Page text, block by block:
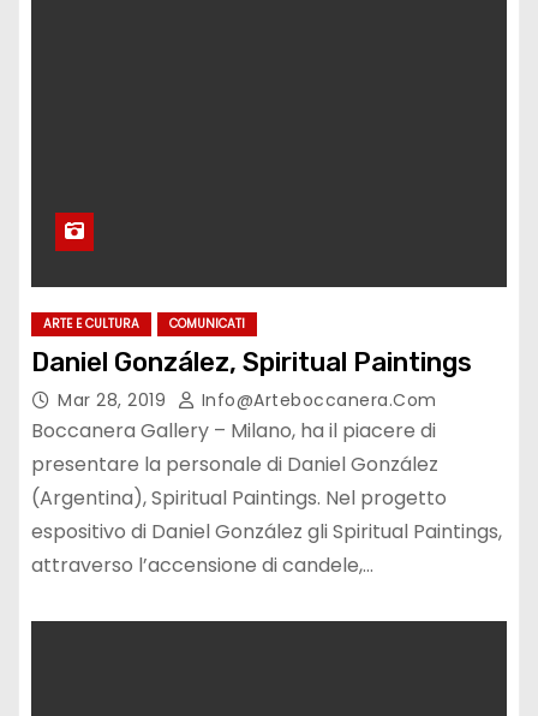
ARTE E CULTURA COMUNICATI
Daniel González, Spiritual Paintings
Mar 28, 2019 Info@arteboccanera.com
Boccanera Gallery – Milano, ha il piacere di
presentare la personale di Daniel González
(Argentina), Spiritual Paintings. Nel progetto
espositivo di Daniel González gli Spiritual Paintings,
attraverso l’accensione di candele,…